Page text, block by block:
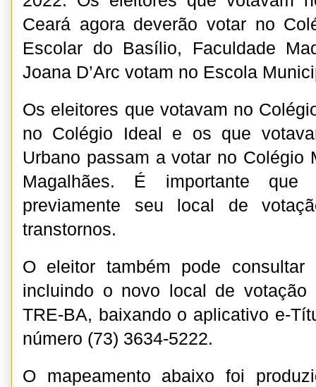
Ceará agora deverão votar no
Escolar do Basílio, Faculdade
Joana D’Arc votam no Escola
Os eleitores que votavam no
no Colégio Ideal e os que
Urbano passam a votar no Colégio
Magalhães. É importante
previamente seu local de
transtornos.
O eleitor também pode consultar
incluindo o novo local de
TRE-BA, baixando o aplicativo e-
número (73) 3634-5222.
O mapeamento abaixo foi